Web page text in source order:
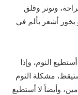
وتوتر وقلق
أشعر بألم في
النوم، وإذا
مشكلة النوم
وأيضاً لا أستطيع